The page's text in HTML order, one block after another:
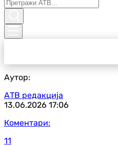
Аутор:
АТВ редакција
13.06.2026 17:06
Коментари:
11